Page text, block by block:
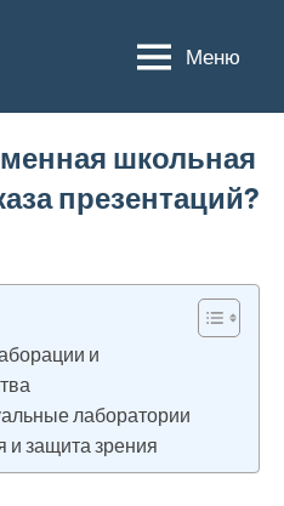
Меню
школьная
презентаций?
и
лаборатории
и защита зрения